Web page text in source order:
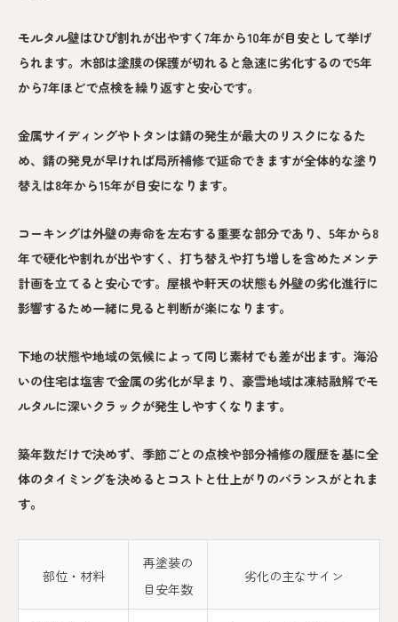
モルタル壁はひび割れが出やすく7年から10年が目安として挙げ
られます。木部は塗膜の保護が切れると急速に劣化するので5年
から7年ほどで点検を繰り返すと安心です。
金属サイディングやトタンは錆の発生が最大のリスクになるた
め、錆の発見が早ければ局所補修で延命できますが全体的な塗り
替えは8年から15年が目安になります。
コーキングは外壁の寿命を左右する重要な部分であり、5年から8
年で硬化や割れが出やすく、打ち替えや打ち増しを含めたメンテ
計画を立てると安心です。屋根や軒天の状態も外壁の劣化進行に
影響するため一緒に見ると判断が楽になります。
下地の状態や地域の気候によって同じ素材でも差が出ます。海沿
いの住宅は塩害で金属の劣化が早まり、豪雪地域は凍結融解でモ
ルタルに深いクラックが発生しやすくなります。
築年数だけで決めず、季節ごとの点検や部分補修の履歴を基に全
体のタイミングを決めるとコストと仕上がりのバランスがとれま
す。
部位・材料
再塗装の
目安年数
劣化の主なサイン